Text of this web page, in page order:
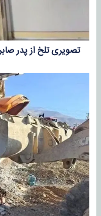
تصویری تلخ از پدر